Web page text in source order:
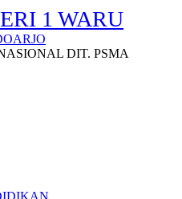
1 WARU
DIT. PSMA